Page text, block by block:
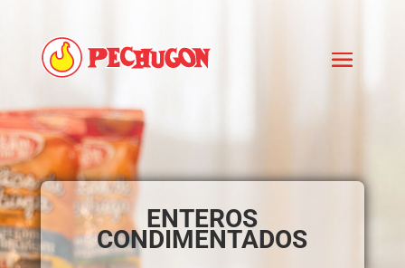
ENTEROS
CONDIMENTADOS